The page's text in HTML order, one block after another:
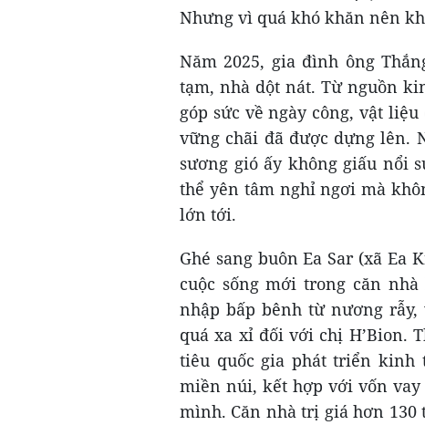
Nhưng vì quá khó khăn nên
Năm 2025, gia đình ông
tạm, nhà dột nát. Từ nguồn
góp sức về ngày công, vật
vững chãi đã được dựng lên.
sương gió ấy không giấu nổi
thể yên tâm nghỉ ngơi mà
lớn tới.
Ghé sang buôn Ea Sar (xã Ea
cuộc sống mới trong căn
nhập bấp bênh từ nương
quá xa xỉ đối với chị H’Bion.
tiêu quốc gia phát triển kinh
miền núi, kết hợp với vốn
mình. Căn nhà trị giá hơn